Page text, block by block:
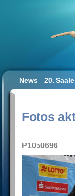
News 20.
Fotos
P1050696